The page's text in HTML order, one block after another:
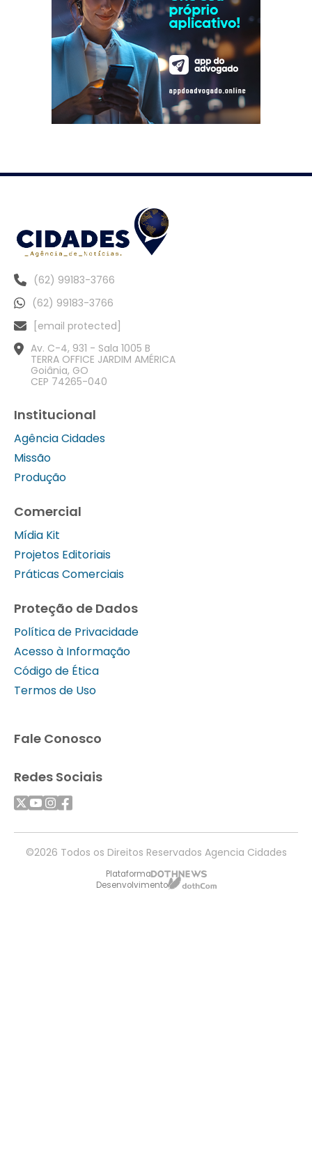
(62) 99183-3766
(62) 99183-3766
[email protected]
Av. C-4, 931 - Sala 1005 B
TERRA OFFICE JARDIM AMÉRICA
Goiânia, GO
CEP 74265-040
Institucional
Agência Cidades
Missão
Produção
Comercial
Mídia Kit
Projetos Editoriais
Práticas Comerciais
Proteção de Dados
Política de Privacidade
Acesso à Informação
Código de Ética
Termos de Uso
Fale Conosco
Redes Sociais
©2026 Todos os Direitos Reservados Agencia Cidades
Plataforma
Desenvolvimento